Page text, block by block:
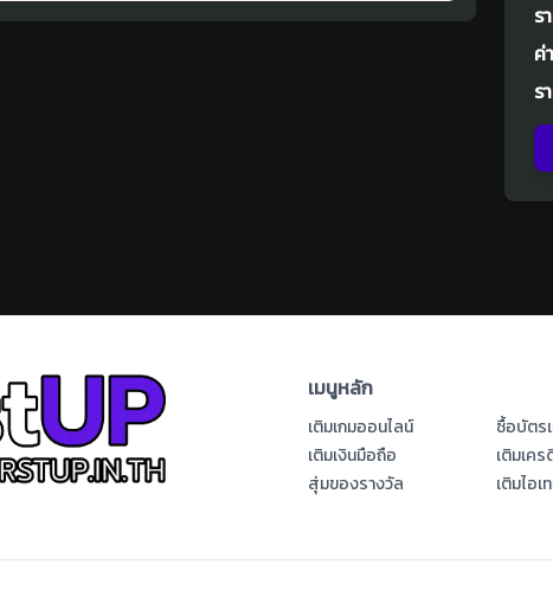
ร
ค่
ร
เมนูหลัก
เติมเกมออนไลน์
ซื้อบัตร
เติมเงินมือถือ
เติมเค
สุ่มของรางวัล
เติมไอเ